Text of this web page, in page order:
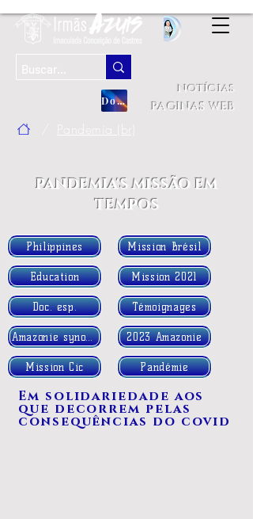
Doação
notícias
paginas web
PANDEMIA'S MISSÃO EM
TEMPOS
Philippines
Education
Doc. esp.
Amazonie synode
Mission Cic
Mission Brésil
Mission 2021
Témoignages
2023 Amazonie
Pandémie
Em solidariedade aos
que decorrem pelas
consequências do covid